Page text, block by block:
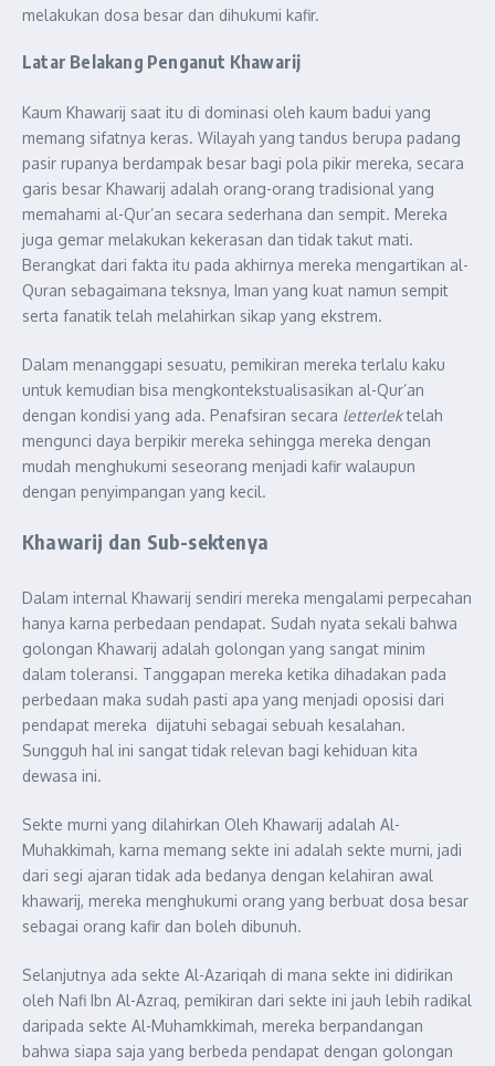
melakukan dosa besar dan dihukumi kafir.
Latar Belakang Penganut Khawarij
Kaum Khawarij saat itu di dominasi oleh kaum badui yang
memang sifatnya keras. Wilayah yang tandus berupa padang
pasir rupanya berdampak besar bagi pola pikir mereka, secara
garis besar Khawarij adalah orang-orang tradisional yang
memahami al-Qur’an secara sederhana dan sempit. Mereka
juga gemar melakukan kekerasan dan tidak takut mati.
Berangkat dari fakta itu pada akhirnya mereka mengartikan al-
Quran sebagaimana teksnya, Iman yang kuat namun sempit
serta fanatik telah melahirkan sikap yang ekstrem.
Dalam menanggapi sesuatu, pemikiran mereka terlalu kaku
untuk kemudian bisa mengkontekstualisasikan al-Qur’an
dengan kondisi yang ada. Penafsiran secara letterlektelah
mengunci daya berpikir mereka sehingga mereka dengan
mudah menghukumi seseorang menjadi kafir walaupun
dengan penyimpangan yang kecil.
Khawarij dan Sub-sektenya
Dalam internal Khawarij sendiri mereka mengalami perpecahan
hanya karna perbedaan pendapat. Sudah nyata sekali bahwa
golongan Khawarij adalah golongan yang sangat minim
dalam toleransi. Tanggapan mereka ketika dihadakan pada
perbedaan maka sudah pasti apa yang menjadi oposisi dari
pendapat mereka dijatuhi sebagai sebuah kesalahan.
Sungguh hal ini sangat tidak relevan bagi kehiduan kita
dewasa ini.
Sekte murni yang dilahirkan Oleh Khawarij adalah Al-
Muhakkimah, karna memang sekte ini adalah sekte murni, jadi
dari segi ajaran tidak ada bedanya dengan kelahiran awal
khawarij, mereka menghukumi orang yang berbuat dosa besar
sebagai orang kafir dan boleh dibunuh.
Selanjutnya ada sekte Al-Azariqah di mana sekte ini didirikan
oleh Nafi Ibn Al-Azraq, pemikiran dari sekte ini jauh lebih radikal
daripada sekte Al-Muhamkkimah, mereka berpandangan
bahwa siapa saja yang berbeda pendapat dengan golongan